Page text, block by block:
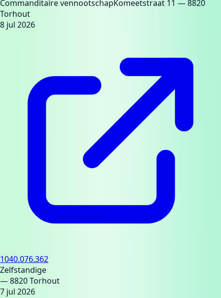
Commanditaire vennootschapKomeetstraat 11 — 8820
Torhout
8 jul 2026
1040.076.362
Zelfstandige
— 8820 Torhout
7 jul 2026